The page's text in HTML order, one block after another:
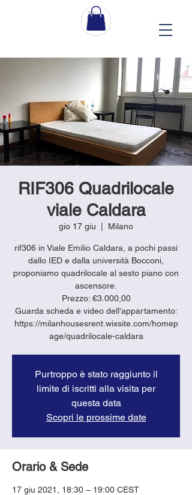
RIF306 Quadrilocale
viale Caldara
gio 17 giu Milano
rif306 in Viale Emilio Caldara, a pochi passi
dallo IED e dalla università Bocconi,
proponiamo quadrilocale al sesto piano con
ascensore.
Prezzo: €3.000,00
Guarda scheda e video dell'appartamento:
https://milanhousesrent.wixsite.com/homep
age/quadrilocale-caldara
Purtroppo è stato raggiunto il
limite di iscritti alla visita per
questa data
Scopri le prossime date
Orario & Sede
17 giu 2021, 18:30 – 19:00 CEST